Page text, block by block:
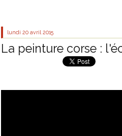
lundi 20 avril 2015
La peinture corse :